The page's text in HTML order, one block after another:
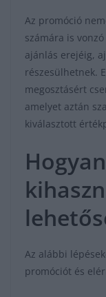
Az promóció
számára is
ajánlás erejéig,
részesülhetnek.
megosztásért
amelyet aztán
kiválasztott
Az alábbi
promóciót és